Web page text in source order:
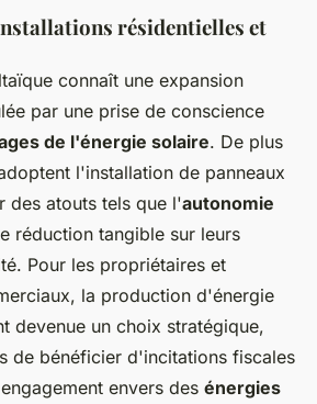
résidentielles et
connaît une expansion
par une prise de conscience
de l'énergie solaire. De plus
l'installation de panneaux
des atouts tels que l'autonomie
réduction tangible sur leurs
Pour les propriétaires et
la production d'énergie
devenue un choix stratégique,
de bénéficier d'incitations fiscales
envers des énergies